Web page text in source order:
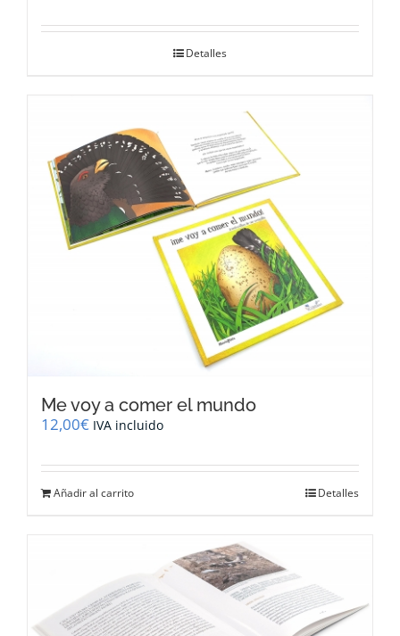
Detalles
Me voy a comer el mundo
12,00€ IVA incluido
Añadir al carrito Detalles